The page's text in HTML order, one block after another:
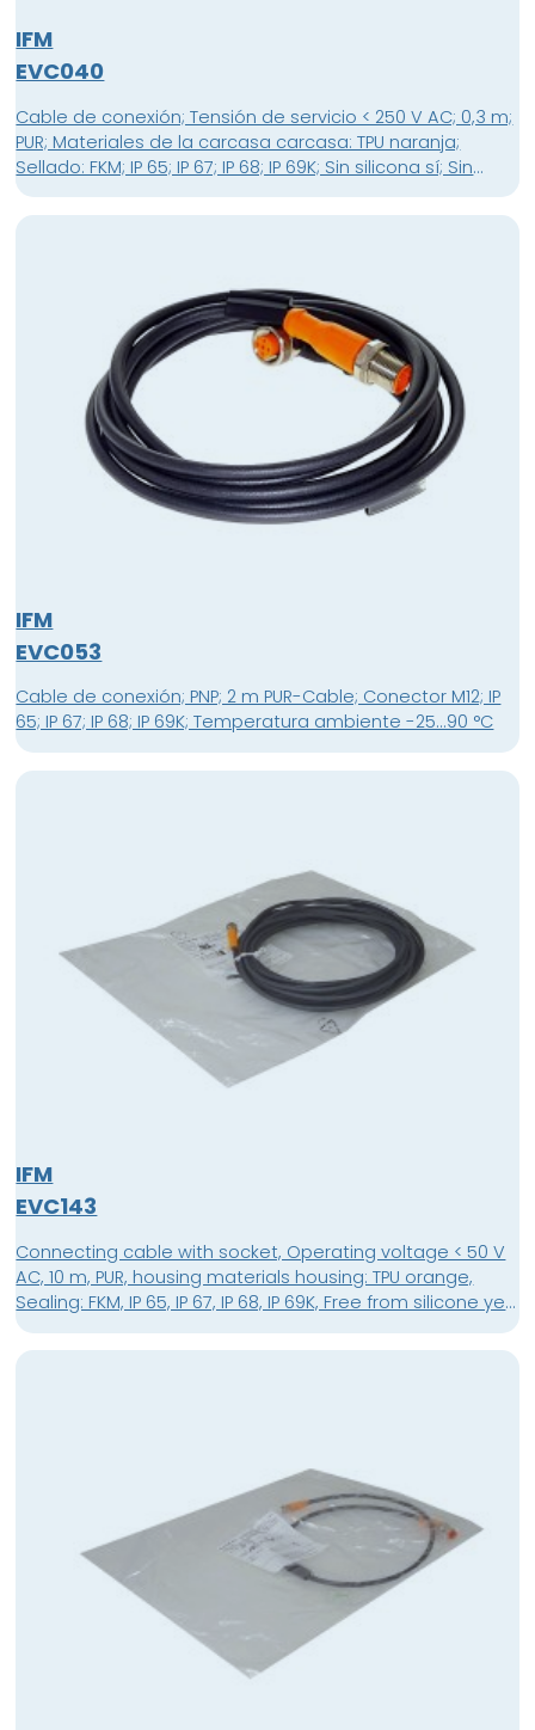
IFM
EVC040
Cable de conexión; Tensión de servicio < 250 V AC; 0,3 m;
PUR; Materiales de la carcasa carcasa: TPU naranja;
Sellado: FKM; IP 65; IP 67; IP 68; IP 69K; Sin silicona sí; Sin
halógenos sí; Contactos dorados sí
IFM
EVC053
Cable de conexión; PNP; 2 m PUR-Cable; Conector M12; IP
65; IP 67; IP 68; IP 69K; Temperatura ambiente -25...90 °C
IFM
EVC143
Connecting cable with socket, Operating voltage < 50 V
AC, 10 m, PUR, housing materials housing: TPU orange,
Sealing: FKM, IP 65, IP 67, IP 68, IP 69K, Free from silicone yes,
Halogen-free yes, Gold-plated contacts yes